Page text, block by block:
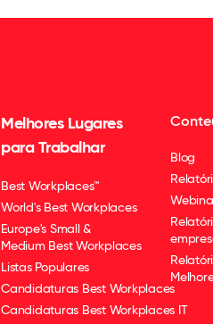
Melhores Lugares
para Trabalhar
Best Workplaces™
World's Best Workplaces
Europe's Small &
Medium Best Workplaces
Listas Populares
Candidaturas Best Workplaces
Candidaturas Best Workplaces IT
Blog